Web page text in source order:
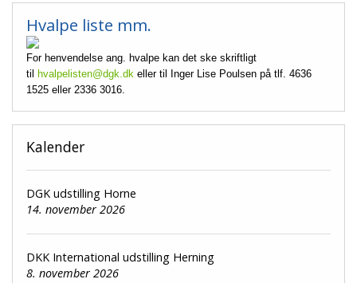
Hvalpe liste mm.
For henvendelse ang. hvalpe kan det ske skriftligt
til hvalpelisten@dgk.dk eller til Inger Lise Poulsen på tlf. 4636
1525 eller 2336 3016.
Kalender
DGK udstilling Horne
14. november 2026
DKK International udstilling Herning
8. november 2026